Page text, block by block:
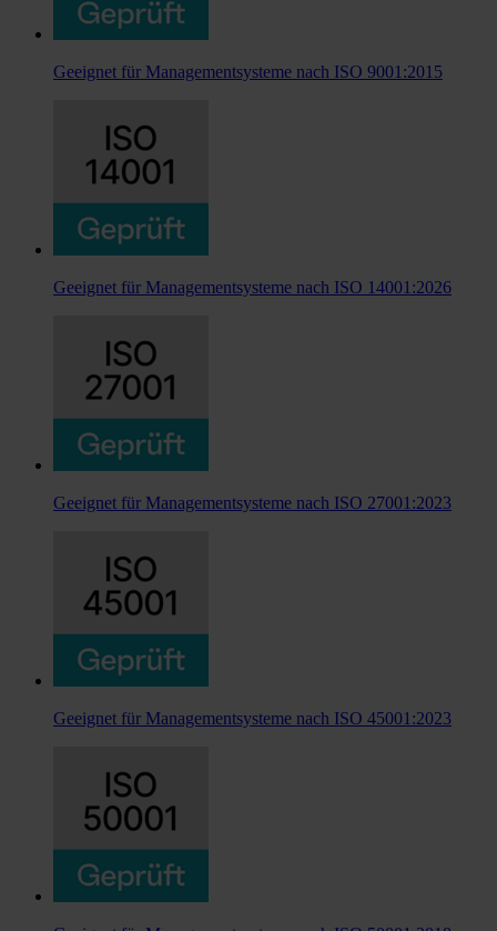
Geeignet für Managementsysteme nach ISO 9001:2015
Geeignet für Managementsysteme nach ISO 14001:2026
Geeignet für Managementsysteme nach ISO 27001:2023
Geeignet für Managementsysteme nach ISO 45001:2023